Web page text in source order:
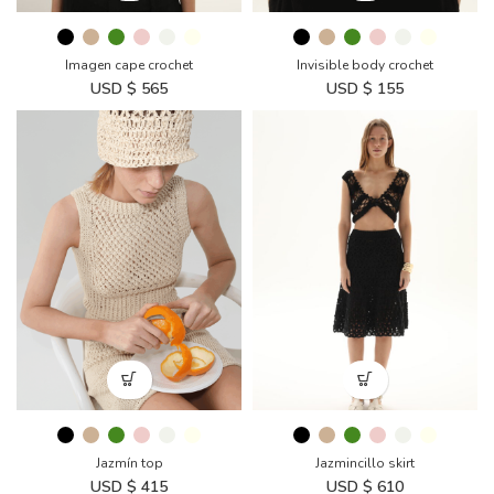
Imagen cape crochet
USD $ 565
Invisible body crochet
USD $ 155
Jazmín top
USD $ 415
Jazmincillo skirt
USD $ 610